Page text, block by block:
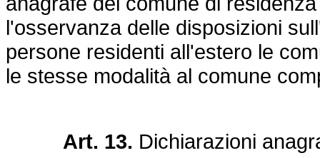
l'osservanza delle disposizioni
persone residenti all'estero le
le stesse modalità al comune
Art. 13. Dichiarazioni